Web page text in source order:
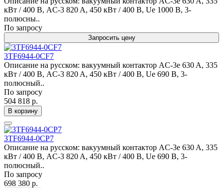
кВт / 400 В, AC-3 820 A, 450 кВт / 400 В, Ue 1000 В, 3-
полюсны..
По запросу
Запросить цену
3TF6944-0CF7
Описание на русском: вакуумный контактор AC-3e 630 A, 335
кВт / 400 В, AC-3 820 A, 450 кВт / 400 В, Ue 690 В, 3-
полюсный..
По запросу
504 818 р.
В корзину
3TF6944-0CP7
Описание на русском: вакуумный контактор AC-3e 630 A, 335
кВт / 400 В, AC-3 820 A, 450 кВт / 400 В, Ue 690 В, 3-
полюсный..
По запросу
698 380 р.